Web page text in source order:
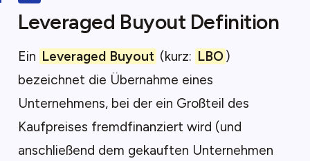
Leveraged Buyout Definition
Ein Leveraged Buyout (kurz: LBO)
bezeichnet die Übernahme eines
Unternehmens, bei der ein Großteil des
Kaufpreises fremdfinanziert wird (und
anschließend dem gekauften Unternehmen